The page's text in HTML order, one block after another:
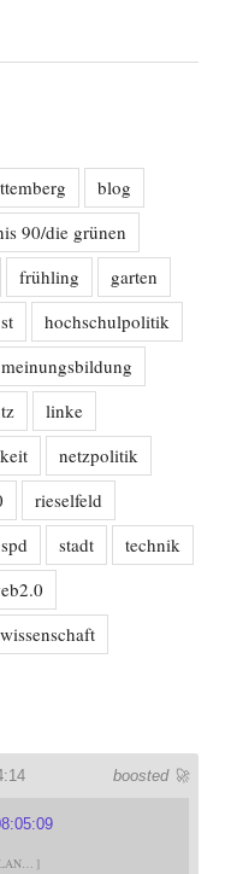
blog
90/die grünen
frühling
garten
hochschulpolitik
linke
netzpolitik
rieselfeld
spd stadt
technik
wissenschaft
boosted 🚀